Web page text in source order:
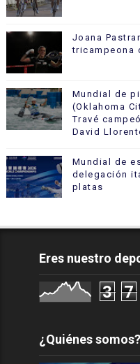
Joana
tricampeona
Mundial de
(Oklahoma
Travé
David
Mundial de
delegación
platas
Eres nuestro
3 7
¿Quiénes somos?